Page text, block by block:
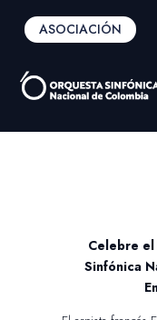
ASOCIACIÓN
Celebre
Sinfónica